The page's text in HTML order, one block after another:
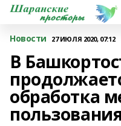
Новости 27 ИЮЛЯ 2020, 07:12
В
обработка